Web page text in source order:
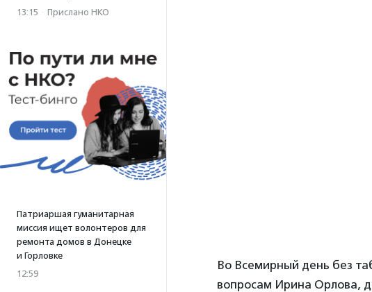
13:15 · Прислано НКО
Патриаршая гуманитарная
миссия ищет волонтеров для
ремонта домов в Донецке
и Горловке
12:59
Во Всемирный день без
вопросам Ирина Орлова,